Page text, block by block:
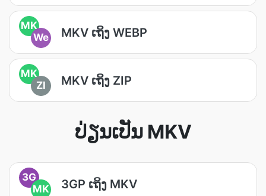
MK
We
MKV ເຖິງ WEBP
MK
ZI
MKV ເຖິງ ZIP
ປ່ຽນເປັນ MKV
3G
MK
3GP ເຖິງ MKV